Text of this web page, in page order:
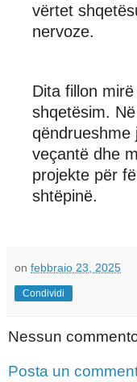
vërtet
nervoze.
Dita fillon
shqetësim.
qëndrueshme
veçantë dhe
projekte për
shtëpinë.
on febbraio 23, 2025
Condividi
Nessun
Posta un